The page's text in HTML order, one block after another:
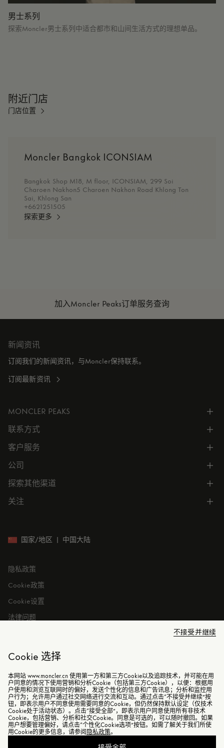
Cookie 选择
不接受并继续
本网站 www.moncler.cn 使用第一方和第三方Cookie以及追踪技术，并可能在用
户同意的情况下使用营销和分析Cookie（包括第三方Cookie），以便：根据用
户使用和浏览互联网时的偏好，发送个性化的信息和广告讯息；分析和监控用
户行为；允许用户通过社交网络进行交流和互动。通过点击“不接受并继续”按
钮，即表示用户不同意使用需要同意的Cookie，但仍然保持默认设定（仅技术
Cookie处于活动状态）。点击“接受全部”，即表示用户同意使用所有非技术
Cookie，包括营销、分析和社交Cookie。同意是可选的，可以随时撤回。如果
用户想要管理偏好，请点击“个性化Cookie选项”按钮。如需了解关于我们所使
用Cookie的更多信息，请参阅 隐私政策。
男士系列
探索Moncler男士系列中适合都市和山间生活方式的理想单品。
附近门店
门店位置
Moncler Bangkok ICONSIAM
Bangkok Shop M18, M floor, ICONSIAM, 299 Soi
Charoen Nakhon5 Charoen Nakhon Road Khlong Ton
Sai, Khlong San
+6621251505
探索更多
加入Moncler Peaks订单服务查询
新闻资讯
订阅我们的新闻资讯，与Moncler保持联系。
订阅最新资讯
MONCLER PEAKS
了解专属权益
联系方式
电话联系 400-0362-166
联系在线客服
预约
客户服务
所有服务
常见问题
公司
公司信息
公司管理
投资者关系
探索其他渠道
微信小程序
关注
国家/地区 | 中国大陆
隐私政策
Cookie政策
Cookie设置
法律问题
©2026 盟可睐（上海）商贸有限公司 保留所有权利
电子营业执照
沪ICP备2021014729号-2
沪公网安备31010602006898号